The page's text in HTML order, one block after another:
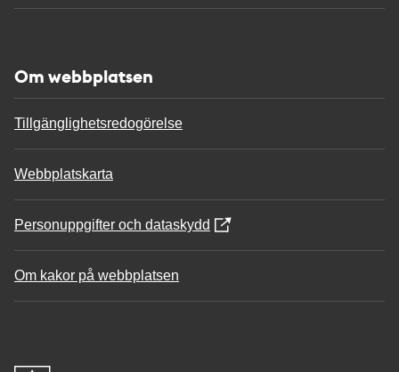
Om webbplatsen
Tillgänglighetsredogörelse
Webbplatskarta
Personuppgifter och dataskydd
Om kakor på webbplatsen